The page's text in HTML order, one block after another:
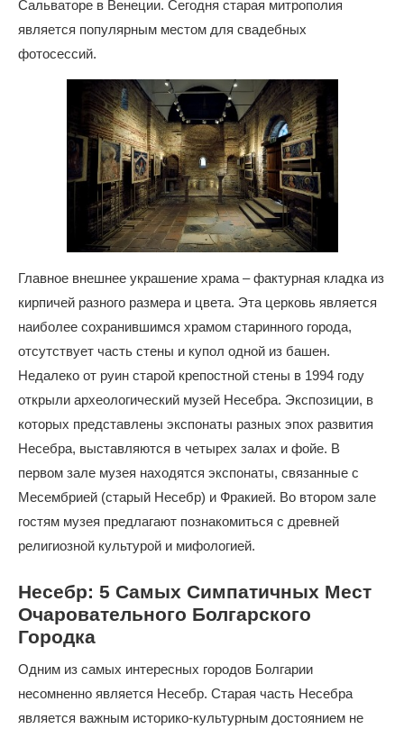
Сальваторе в Венеции. Сегодня старая митрополия
является популярным местом для свадебных
фотосессий.
Главное внешнее украшение храма – фактурная кладка из
кирпичей разного размера и цвета. Эта церковь является
наиболее сохранившимся храмом старинного города,
отсутствует часть стены и купол одной из башен.
Недалеко от руин старой крепостной стены в 1994 году
открыли археологический музей Несебра. Экспозиции, в
которых представлены экспонаты разных эпох развития
Несебра, выставляются в четырех залах и фойе. В
первом зале музея находятся экспонаты, связанные с
Месембрией (старый Несебр) и Фракией. Во втором зале
гостям музея предлагают познакомиться с древней
религиозной культурой и мифологией.
Несебр: 5 Самых Симпатичных Мест
Очаровательного Болгарского
Городка
Одним из самых интересных городов Болгарии
несомненно является Несебр. Старая часть Несебра
является важным историко-культурным достоянием не